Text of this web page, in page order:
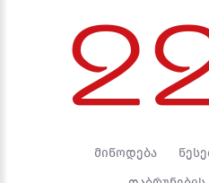
მიწოდება